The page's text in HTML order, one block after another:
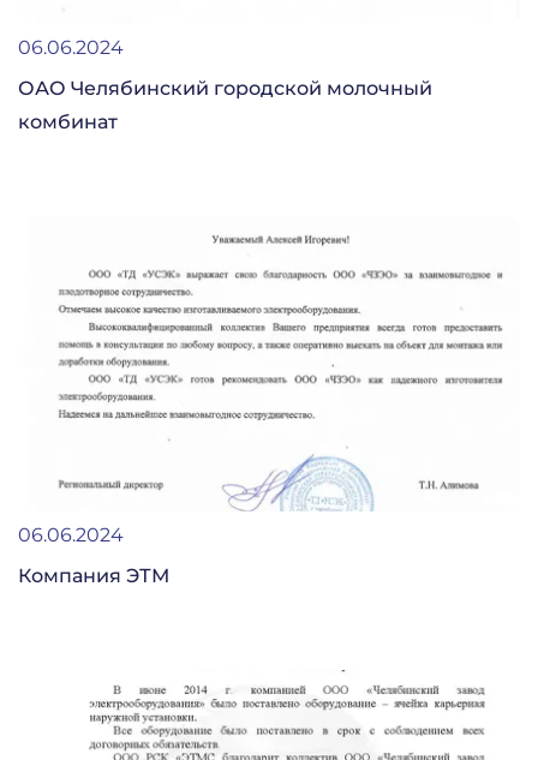
06.06.2024
ОАО Челябинский городской молочный
комбинат
06.06.2024
Компания ЭТМ